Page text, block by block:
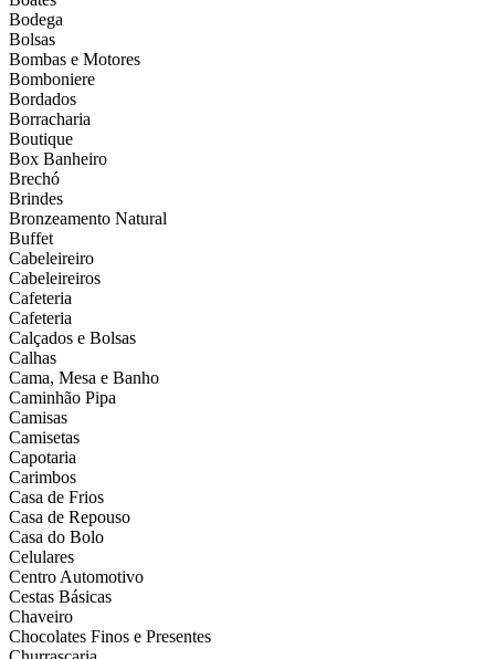
Bodega
Bolsas
Bombas e Motores
Bomboniere
Bordados
Borracharia
Boutique
Box Banheiro
Brechó
Brindes
Bronzeamento Natural
Buffet
Cabeleireiro
Cabeleireiros
Cafeteria
Cafeteria
Calçados e Bolsas
Calhas
Cama, Mesa e Banho
Caminhão Pipa
Camisas
Camisetas
Capotaria
Carimbos
Casa de Frios
Casa de Repouso
Casa do Bolo
Celulares
Centro Automotivo
Cestas Básicas
Chaveiro
Chocolates Finos e Presentes